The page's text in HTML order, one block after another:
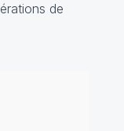
de